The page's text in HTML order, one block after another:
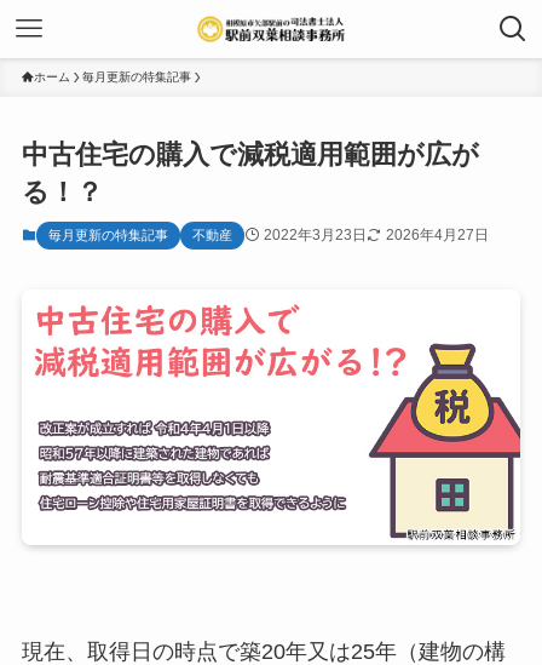
ホーム 毎月更新の特集記事
中古住宅の購入で減税適用範囲が広が
る！？
毎月更新の特集記事 不動産 2022年3月23日 2026年4月27日
現在、取得日の時点で築20年又は25年（建物の構